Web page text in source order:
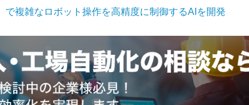
複雑なロボット操作を高精度に制御するAIを開発